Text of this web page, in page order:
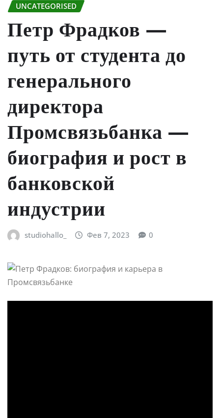
UNCATEGORISED
Петр Фрадков —
путь от студента до
генерального
директора
Промсвязьбанка —
биография и рост в
банковской
индустрии
studiohallo_ Фев 7, 2023 0